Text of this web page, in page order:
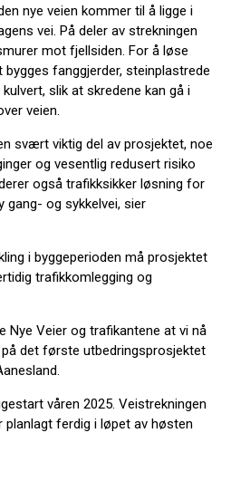
nye veien kommer til å ligge i
vei. På deler av strekningen
mot fjellsiden. For å løse
fanggjerder, steinplastrede
slik at skredene kan gå i
veien.
svært viktig del av prosjektet, noe
og vesentlig redusert risiko
også trafikksikker løsning for
gang- og sykkelvei, sier
i byggeperioden må prosjektet
trafikkomlegging og
Nye Veier og trafikantene at vi nå
det første utbedringsprosjektet
våren 2025. Veistrekningen
planlagt ferdig i løpet av høsten